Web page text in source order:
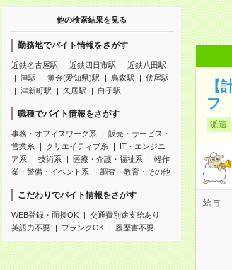
他の検索結果を見る
勤務地でバイト情報をさがす
近鉄名古屋駅 近鉄四日市駅
近鉄八田駅
津駅
黄金(愛知県)駅 烏森駅
伏屋駅
津新町駅
久居駅 白子駅
職種でバイト情報をさがす
事務・オフィスワーク系
販売・サービス・
営業系
クリエイティブ系
IT・エンジニ
ア系
技術系 医療・介護・福祉系
軽作
業・警備・イベント系
調査・教育・その他
こだわりでバイト情報をさがす
WEB登録・面接OK
交通費別途支給あり
英語力不要
ブランクOK 履歴書不要
【
フ
派遣
給与